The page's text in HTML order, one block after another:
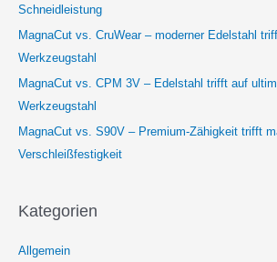
Schneidleistung
MagnaCut vs. CruWear – moderner Edelstahl
Werkzeugstahl
MagnaCut vs. CPM 3V – Edelstahl trifft auf
Werkzeugstahl
MagnaCut vs. S90V – Premium-Zähigkeit trifft
Verschleißfestigkeit
Kategorien
Allgemein